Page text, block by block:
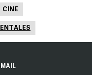
CINE
MAIL